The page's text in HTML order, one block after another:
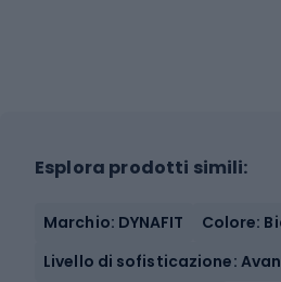
Esplora prodotti simili:
Marchio: DYNAFIT
Colore:
Livello di sofisticazione: